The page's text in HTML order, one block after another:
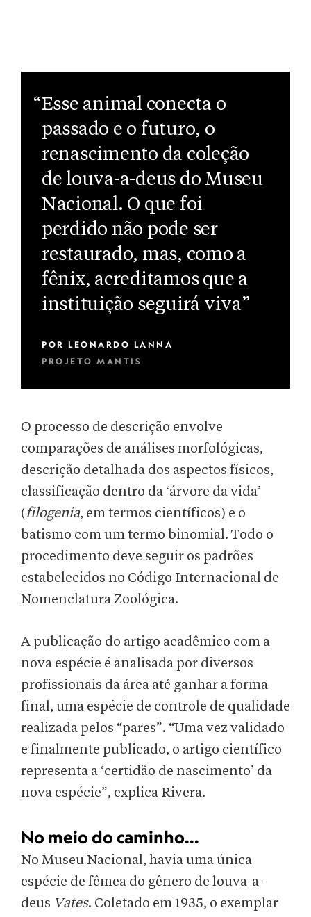
“Esse animal conecta o
passado e o futuro, o
renascimento da coleção
de louva-a-deus do Museu
Nacional. O que foi
perdido não pode ser
restaurado, mas, como a
fênix, acreditamos que a
instituição seguirá viva”
POR LEONARDO LANNA
PROJETO MANTIS
O processo de descrição envolve
comparações de análises morfológicas,
descrição detalhada dos aspectos físicos,
classificação dentro da ‘árvore da vida’
(filogenia, em termos científicos) e o
batismo com um termo binomial. Todo o
procedimento deve seguir os padrões
estabelecidos no Código Internacional de
Nomenclatura Zoológica.
A publicação do artigo acadêmico com a
nova espécie é analisada por diversos
profissionais da área até ganhar a forma
final, uma espécie de controle de qualidade
realizada pelos “pares”. “Uma vez validado
e finalmente publicado, o artigo científico
representa a ‘certidão de nascimento’ da
nova espécie”, explica Rivera.
No meio do caminho...
No Museu Nacional, havia uma única
espécie de fêmea do gênero de louva-a-
deus Vates. Coletado em 1935, o exemplar